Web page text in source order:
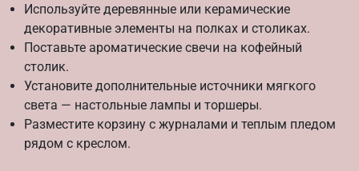
Используйте деревянные или керамические
декоративные элементы на полках и столиках.
Поставьте ароматические свечи на кофейный
столик.
Установите дополнительные источники мягкого
света — настольные лампы и торшеры.
Разместите корзину с журналами и теплым пледом
рядом с креслом.